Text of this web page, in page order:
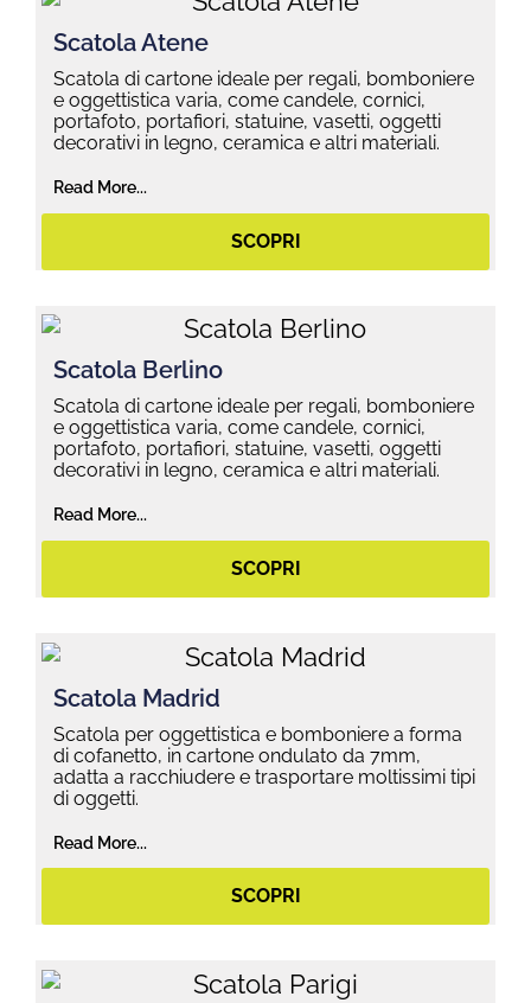
Scatola Atene
Scatola di cartone ideale per regali, bomboniere
e oggettistica varia, come candele, cornici,
portafoto, portafiori, statuine, vasetti, oggetti
decorativi in legno, ceramica e altri materiali.
Read More...
SCOPRI
Scatola Berlino
Scatola di cartone ideale per regali, bomboniere
e oggettistica varia, come candele, cornici,
portafoto, portafiori, statuine, vasetti, oggetti
decorativi in legno, ceramica e altri materiali.
Read More...
SCOPRI
Scatola Madrid
Scatola per oggettistica e bomboniere a forma
di cofanetto, in cartone ondulato da 7mm,
adatta a racchiudere e trasportare moltissimi tipi
di oggetti.
Read More...
SCOPRI